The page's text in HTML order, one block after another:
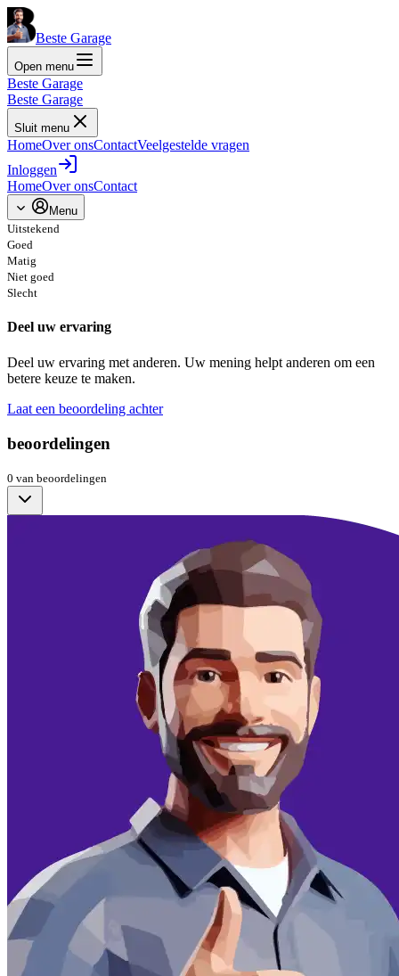
Beste Garage
Open menu
Beste Garage
Beste Garage
Sluit menu
HomeOver onsContactVeelgestelde vragen
Inloggen
HomeOver onsContact
Menu
Uitstekend
Goed
Matig
Niet goed
Slecht
Deel uw ervaring
Deel uw ervaring met anderen. Uw mening helpt anderen om een
betere keuze te maken.
Laat een beoordeling achter
beoordelingen
0 van beoordelingen